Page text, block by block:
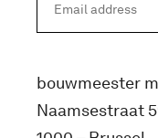
bouwmeester
Naamsestraat